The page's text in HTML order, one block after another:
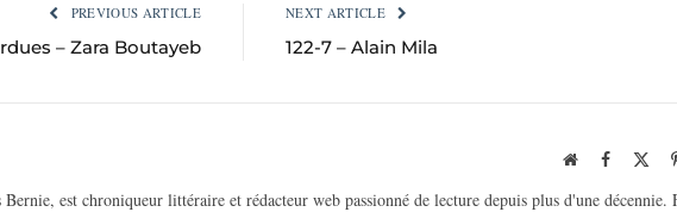
PREVIOUS ARTICLE
– Zara Boutayeb
NEXT ARTICLE
122-7 – Alain Mila
WebsiteFacebook
est chroniqueur littéraire et rédacteur web passionné de lecture depuis plus d'une décennie.